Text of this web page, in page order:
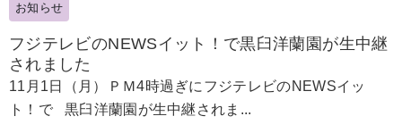
お知らせ
フジテレビのNEWSイット！で黒臼洋蘭園が生中継
されました
11月1日（月）ＰＭ4時過ぎにフジテレビのNEWSイッ
ト！で 黒臼洋蘭園が生中継されま...